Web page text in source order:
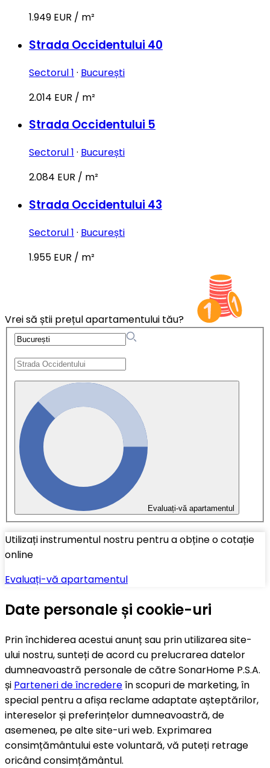
1.949 EUR / m²
Strada Occidentului 40
Sectorul 1 · București
2.014 EUR / m²
Strada Occidentului 5
Sectorul 1 · București
2.084 EUR / m²
Strada Occidentului 43
Sectorul 1 · București
1.955 EUR / m²
Vrei să știi prețul apartamentului tău?
Evaluați-vă apartamentul
Utilizați instrumentul nostru pentru a obține o cotație
online
Evaluați-vă apartamentul
Date personale și cookie-uri
Prin închiderea acestui anunț sau prin utilizarea site-
ului nostru, sunteți de acord cu prelucrarea datelor
dumneavoastră personale de către SonarHome P.S.A.
și Parteneri de încredereîn scopuri de marketing, în
special pentru a afișa reclame adaptate așteptărilor,
intereselor și preferințelor dumneavoastră, de
asemenea, pe alte site-uri web. Exprimarea
consimțământului este voluntară, vă puteți retrage
oricând consimțământul.